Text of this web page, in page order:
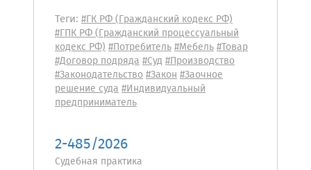
Теги: #ГК РФ (Гражданский кодекс РФ)
#ГПК РФ (Гражданский процессуальный
кодекс РФ)#Потребитель#Мебель#Товар
#Договор подряда#Суд#Производство
#Законодательство#Закон#Заочное
решение суда#Индивидуальный
предприниматель
2-485/2026
Судебная практика